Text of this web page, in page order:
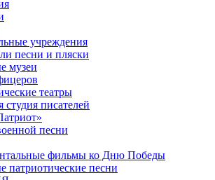
учреждения
песни и пляски
музеи
театры
студия писателей
песни
фильмы ко Дню Победы
патриотические песни